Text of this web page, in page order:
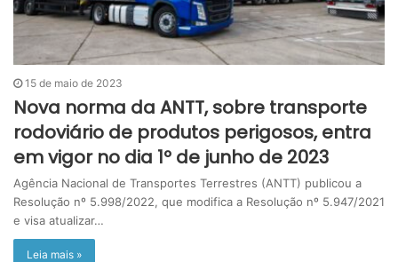
15 de maio de 2023
Nova norma da ANTT, sobre transporte
rodoviário de produtos perigosos, entra
em vigor no dia 1º de junho de 2023
Agência Nacional de Transportes Terrestres (ANTT) publicou a
Resolução nº 5.998/2022, que modifica a Resolução nº 5.947/2021
e visa atualizar…
Leia mais »